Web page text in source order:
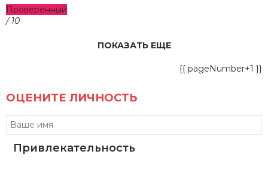
Проверенный
/ 10
ПОКАЗАТЬ ЕЩЕ
{{ pageNumber+1 }}
ОЦЕНИТЕ ЛИЧНОСТЬ
Привлекательность